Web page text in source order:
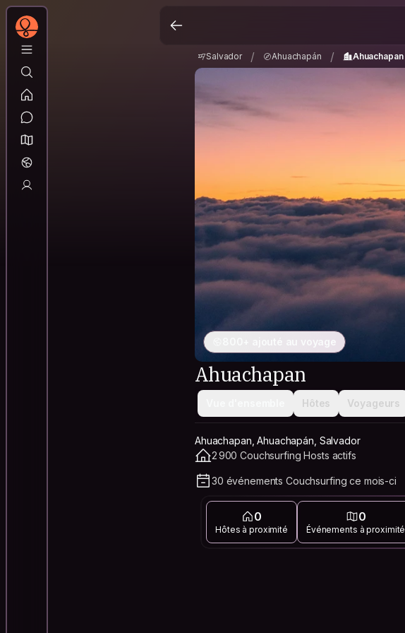
Salvador / Ahuachapán / Ahuachapan
800+ ajouté au voyage
Ahuachapan
Hôtes Voyageurs
Ahuachapan, Ahuachapán, Salvador
2 900 Couchsurfing Hosts actifs
30 événements Couchsurfing ce mois-ci
0
Hôtes à proximité
0
Événements à proximité